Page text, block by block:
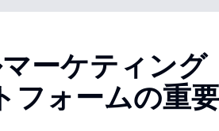
ーケティング
フォームの重要